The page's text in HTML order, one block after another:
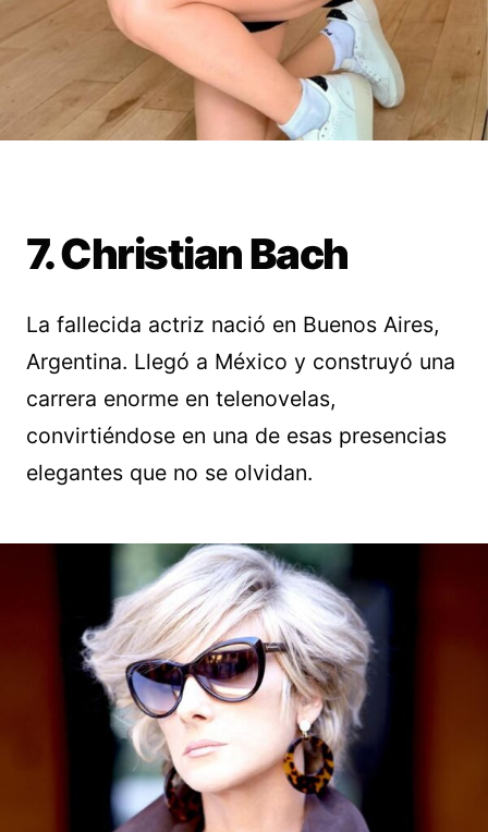
7. Christian Bach
La fallecida actriz nació en Buenos Aires,
Argentina. Llegó a México y construyó una
carrera enorme en telenovelas,
convirtiéndose en una de esas presencias
elegantes que no se olvidan.